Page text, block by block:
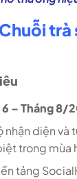
trà
6 – Tháng 8/
nhận diện và
trong mùa
tảng